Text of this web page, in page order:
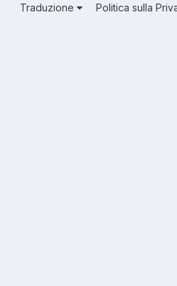
Traduzione Politica sulla